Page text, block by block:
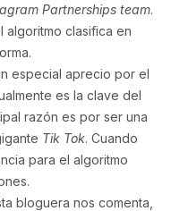
Partnerships team.
algoritmo clasifica en
especial aprecio por el
es la clave del
razón es por ser una
Tik Tok. Cuando
para el algoritmo
bloguera nos comenta,